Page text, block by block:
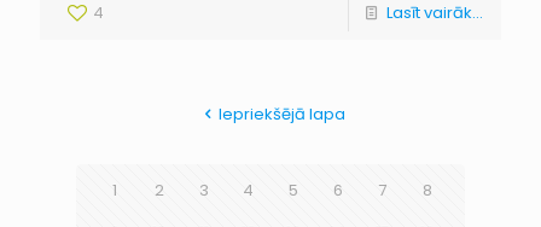
4 Lasīt vairāk...
Iepriekšējā lapa
1 2 3 4 5 6 7
8